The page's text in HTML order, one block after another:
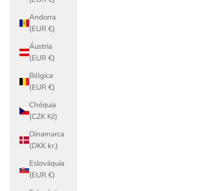
Andorra
(EUR €)
Áustria
(EUR €)
Bélgica
(EUR €)
Chéquia
(CZK Kč)
Dinamarca
(DKK kr.)
Eslováquia
(EUR €)